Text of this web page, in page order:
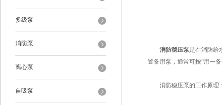
多级泵
消防泵
离心泵
自吸泵
消防稳压泵是在消防给
置备用泵，通常可按“用一
消防稳压泵的工作原理